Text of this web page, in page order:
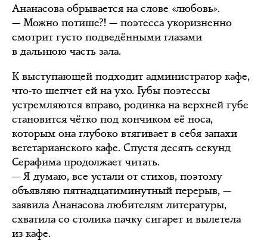
Ананасова обрывается на слове «любовь».
— Можно потише?! — поэтесса укоризненно
смотрит густо подведёнными глазами
в дальнюю часть зала.
К выступающей подходит администратор кафе,
что-то шепчет ей на ухо. Губы поэтессы
устремляются вправо, родинка на верхней губе
становится чётко под кончиком её носа,
которым она глубоко втягивает в себя запахи
вегетарианского кафе. Спустя десять секунд
Серафима продолжает читать.
— Я думаю, все устали от стихов, поэтому
объявляю пятнадцатиминутный перерыв, —
заявила Ананасова любителям литературы,
схватила со столика пачку сигарет и вылетела
из кафе.